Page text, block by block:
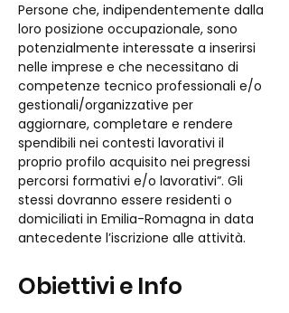
Persone che, indipendentemente dalla
loro posizione occupazionale, sono
potenzialmente interessate a inserirsi
nelle imprese e che necessitano di
competenze tecnico professionali e/o
gestionali/organizzative per
aggiornare, completare e rendere
spendibili nei contesti lavorativi il
proprio profilo acquisito nei pregressi
percorsi formativi e/o lavorativi”. Gli
stessi dovranno essere residenti o
domiciliati in Emilia-Romagna in data
antecedente l’iscrizione alle attività.
Obiettivi e Info